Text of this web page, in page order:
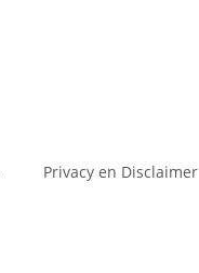
Privacy en Disclaimer